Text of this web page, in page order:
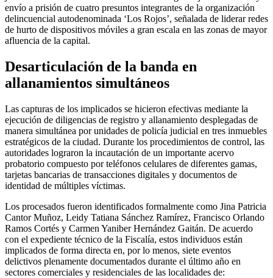
envío a prisión de cuatro presuntos integrantes de la organización
delincuencial autodenominada ‘Los Rojos’, señalada de liderar redes
de hurto de dispositivos móviles a gran escala en las zonas de mayor
afluencia de la capital.
Desarticulación de la banda en
allanamientos simultáneos
Las capturas de los implicados se hicieron efectivas mediante la
ejecución de diligencias de registro y allanamiento desplegadas de
manera simultánea por unidades de policía judicial en tres inmuebles
estratégicos de la ciudad. Durante los procedimientos de control, las
autoridades lograron la incautación de un importante acervo
probatorio compuesto por teléfonos celulares de diferentes gamas,
tarjetas bancarias de transacciones digitales y documentos de
identidad de múltiples víctimas.
Los procesados fueron identificados formalmente como Jina Patricia
Cantor Muñoz, Leidy Tatiana Sánchez Ramírez, Francisco Orlando
Ramos Cortés y Carmen Yaniber Hernández Gaitán. De acuerdo
con el expediente técnico de la Fiscalía, estos individuos están
implicados de forma directa en, por lo menos, siete eventos
delictivos plenamente documentados durante el último año en
sectores comerciales y residenciales de las localidades de: